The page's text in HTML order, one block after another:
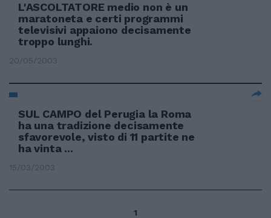
L'ASCOLTATORE medio non è un
maratoneta e certi programmi
televisivi appaiono decisamente
troppo lunghi.
20/05/2003
SUL CAMPO del Perugia la Roma
ha una tradizione decisamente
sfavorevole, visto di 11 partite ne
ha vinta ...
15/03/2003
1